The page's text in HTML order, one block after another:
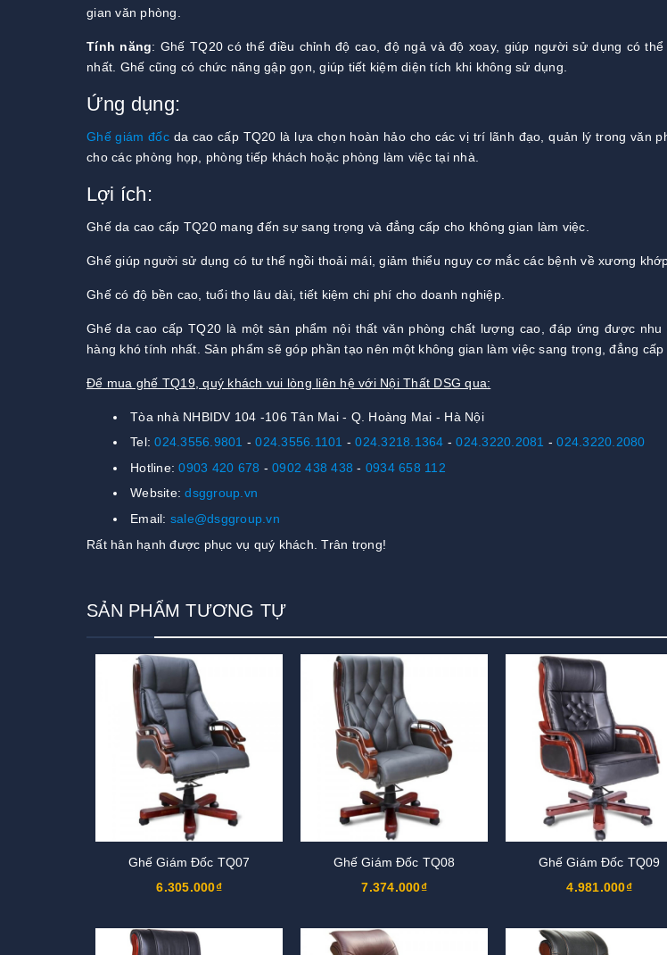
gian văn phòng.
Tính năng: Ghế TQ20 có thể điều chỉnh độ cao, độ ngả và độ xoay, giúp người sử dụng có
nhất. Ghế cũng có chức năng gập gọn, giúp tiết kiệm diện tích khi không sử dụng.
Ứng dụng:
Ghế giám đốcda cao cấp TQ20 là lựa chọn hoàn hảo cho các vị trí lãnh đạo, quản lý trong văn
cho các phòng họp, phòng tiếp khách hoặc phòng làm việc tại nhà.
Lợi ích:
Ghế da cao cấp TQ20 mang đến sự sang trọng và đẳng cấp cho không gian làm việc.
Ghế giúp người sử dụng có tư thế ngồi thoải mái, giảm thiểu nguy cơ mắc các bệnh về xương
Ghế có độ bền cao, tuổi thọ lâu dài, tiết kiệm chi phí cho doanh nghiệp.
Ghế da cao cấp TQ20 là một sản phẩm nội thất văn phòng chất lượng cao, đáp ứng được
hàng khó tính nhất. Sản phẩm sẽ góp phần tạo nên một không gian làm việc sang trọng, đẳng cấp
Để mua ghế TQ19, quý khách vui lòng liên hệ với Nội Thất DSG qua:
Tòa nhà NHBIDV 104 -106 Tân Mai - Q. Hoàng Mai - Hà Nội
Tel:024.3556.9801 -024.3556.1101 -024.3218.1364 -024.3220.2081 -024.3220.2080
Hotline:0903 420 678 - 0902 438 438 - 0934 658 112
Website:dsggroup.vn
Email: sale@dsggroup.vn
Rất hân hạnh được phục vụ quý khách. Trân trọng!
SẢN PHẨM TƯƠNG TỰ
Ghế Giám Đốc TQ07
6.305.000₫
Ghế Giám Đốc TQ08
7.374.000₫
Ghế Giám Đốc TQ09
4.981.000₫